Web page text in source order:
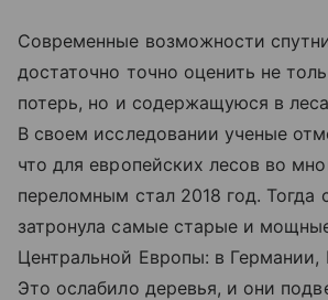
Современные возможности
достаточно точно оценить не
потерь, но и содержащуюся в
В своем исследовании ученые
что для европейских лесов во
переломным стал 2018 год. Тогда
затронула самые старые и
Центральной Европы: в
Это ослабило деревья, и они